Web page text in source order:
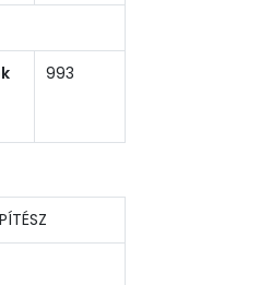
993